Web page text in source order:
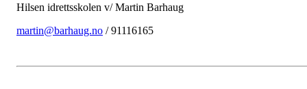
Hilsen idrettsskolen v/ Martin Barhaug
martin@barhaug.no / 91116165